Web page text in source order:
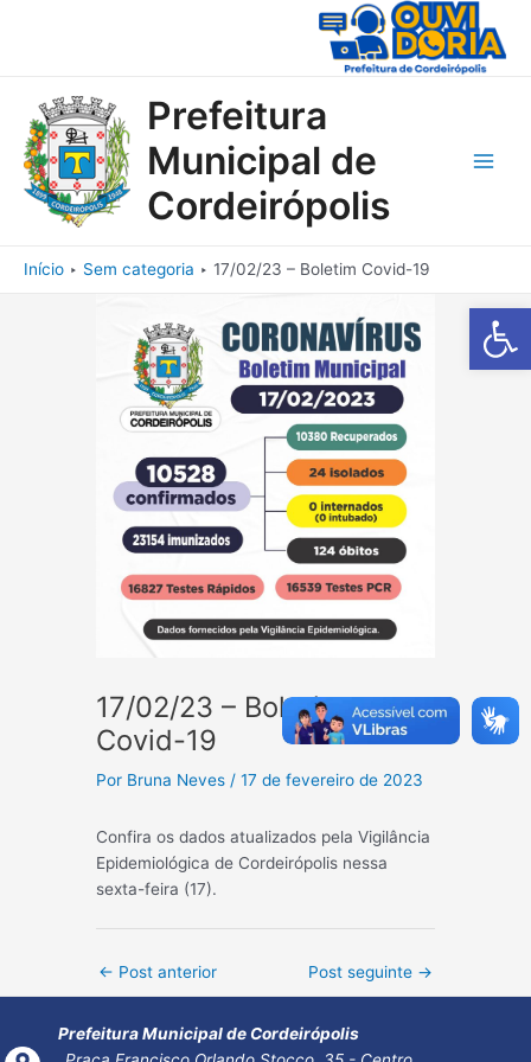
Barra de
Prefeitura
Municipal de
Cordeirópolis
Início Sem categoria 17/02/23 – Boletim Covid-19
17/02/23 – Boletim
Covid-19
Por Bruna Neves /17 de fevereiro de 2023
Confira os dados atualizados pela Vigilância
Epidemiológica de Cordeirópolis nessa
sexta-feira (17).
Post
← Post anterior Post seguinte →
Prefeitura Municipal de Cordeirópolis